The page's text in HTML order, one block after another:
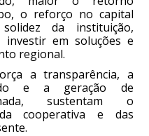
o reforço no capital
da instituição,
investir em soluções e
regional.
a transparência, a
e a geração de
sustentam o
cooperativa e das